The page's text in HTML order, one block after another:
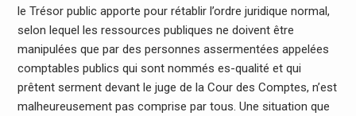
le Trésor public apporte pour rétablir l’ordre juridique normal,
selon lequel les ressources publiques ne doivent être
manipulées que par des personnes assermentées appelées
comptables publics qui sont nommés es-qualité et qui
prêtent serment devant le juge de la Cour des Comptes, n’est
malheureusement pas comprise par tous. Une situation que